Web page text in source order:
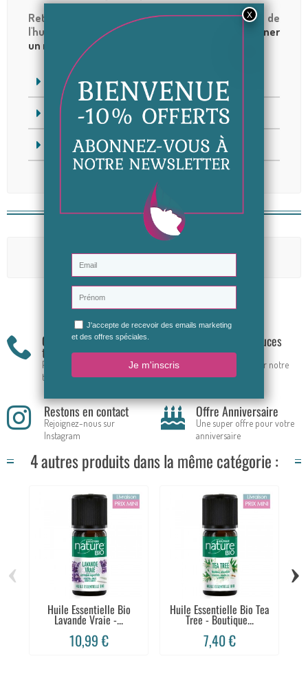
Retrouvez plus d'informations sur l'utilisation de
l'huile, sur notre article de blog qui aide à
soigner
un mal de dents naturellement
CONSEIL D'UTILISATION
COMPOSITION
CONTENANCE
Avis (0)
Aucun avis n'a été publié pour le moment.
Soyez le premier à donner votre avis
Commande par
téléphone
Prise de commandes par
téléphone
Conseils & Astuces
Beauté
Rejoignez-nous sur notre
groupe FB
Restons en contact
Rejoignez-nous sur
Instagram
Offre Anniversaire
Une super offre pour votre
anniversaire
4 autres produits dans la même catégorie :
Huile Essentielle Bio
Lavande Vraie -...
10,99 €
Huile Essentielle Bio Tea
Tree - Boutique...
7,40 €
‹ ›